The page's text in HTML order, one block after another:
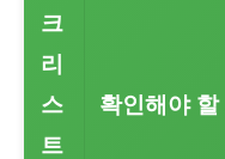
크
리
스
트
확인해야 할